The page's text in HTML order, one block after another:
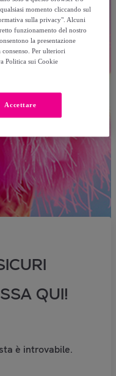
QUI!
è introvabile.
momento cliccando sul
sulla privacy". Alcuni
funzionamento del nostro
la presentazione
consenso. Per ulteriori
Politica sui Cookie
Accettare